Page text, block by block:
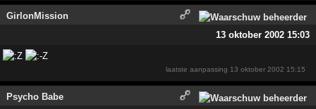
GirlonMission
13 oktober 2002 15:03
laatste aanpassing 13 oktober 2002 15:15
Psycho Babe